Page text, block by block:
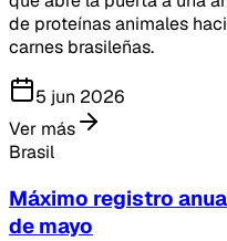
de proteínas animales
carnes brasileñas.
5 jun 2026
Ver más
Brasil
Máximo registro
de mayo